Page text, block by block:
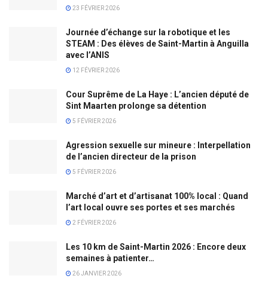
23 FÉVRIER 2026
Journée d’échange sur la robotique et les
STEAM : Des élèves de Saint-Martin à Anguilla
avec l’ANIS
12 FÉVRIER 2026
Cour Suprême de La Haye : L’ancien député de
Sint Maarten prolonge sa détention
5 FÉVRIER 2026
Agression sexuelle sur mineure : Interpellation
de l’ancien directeur de la prison
5 FÉVRIER 2026
Marché d’art et d’artisanat 100% local : Quand
l’art local ouvre ses portes et ses marchés
2 FÉVRIER 2026
Les 10 km de Saint-Martin 2026 : Encore deux
semaines à patienter…
26 JANVIER 2026